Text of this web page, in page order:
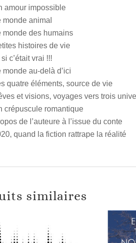
amour impossible
monde animal
monde des humains
histoires de vie
si c’était vrai !!!
monde au-delà d’ici
quatre éléments, source de vie
et visions, voyages vers trois
crépuscule romantique
de l’auteure à l’issue du conte
quand la fiction rattrape la réalité
similaires